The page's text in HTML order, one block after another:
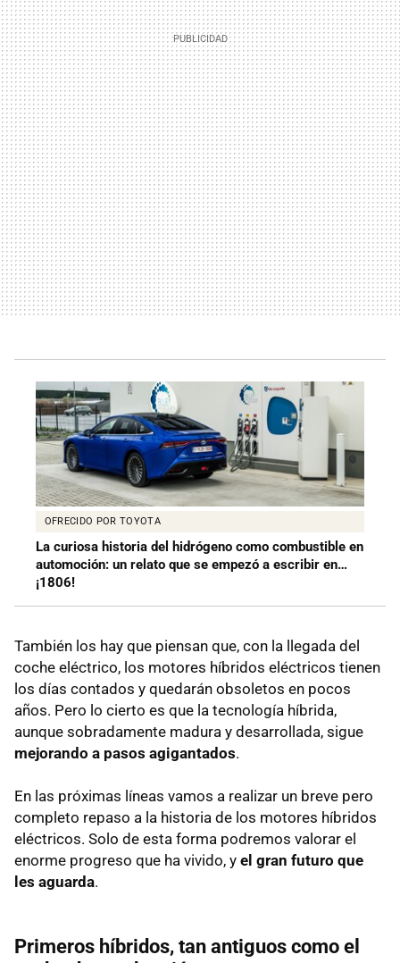
OFRECIDO POR TOYOTA
La curiosa historia del hidrógeno como combustible en
automoción: un relato que se empezó a escribir en…
¡1806!
También los hay que piensan que, con la llegada del
coche eléctrico, los motores híbridos eléctricos tienen
los días contados y quedarán obsoletos en pocos
años. Pero lo cierto es que la tecnología híbrida,
aunque sobradamente madura y desarrollada, sigue
mejorando a pasos agigantados.
En las próximas líneas vamos a realizar un breve pero
completo repaso a la historia de los motores híbridos
eléctricos. Solo de esta forma podremos valorar el
enorme progreso que ha vivido, y el gran futuro que
les aguarda.
Primeros híbridos, tan antiguos como el